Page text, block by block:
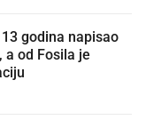
godina napisao
a od Fosila je